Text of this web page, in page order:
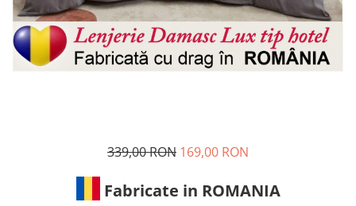
339,00 RON 169,00 RON
Fabricate in ROMANIA